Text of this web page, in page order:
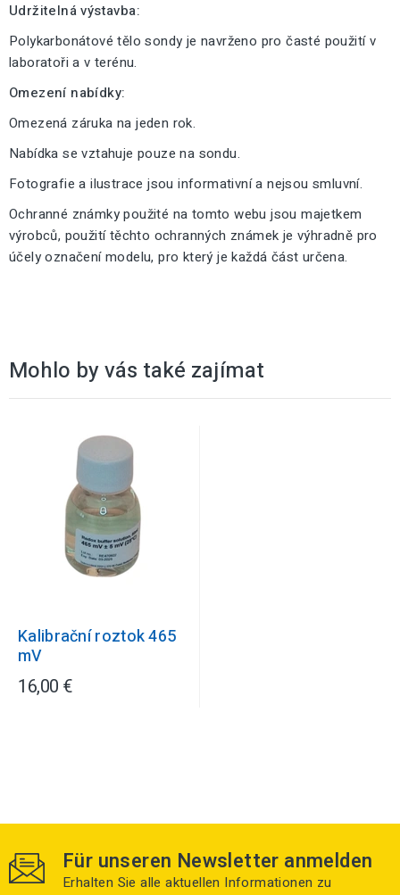
Udržitelná výstavba:
Polykarbonátové tělo sondy je navrženo pro časté použití v
laboratoři a v terénu.
Omezení nabídky:
Omezená záruka na jeden rok.
Nabídka se vztahuje pouze na sondu.
Fotografie a ilustrace jsou informativní a nejsou smluvní.
Ochranné známky použité na tomto webu jsou majetkem
výrobců, použití těchto ochranných známek je výhradně pro
účely označení modelu, pro který je každá část určena.
Mohlo by vás také zajímat
Kalibrační roztok 465
mV
16,00 €
Für unseren Newsletter anmelden
Erhalten Sie alle aktuellen Informationen zu